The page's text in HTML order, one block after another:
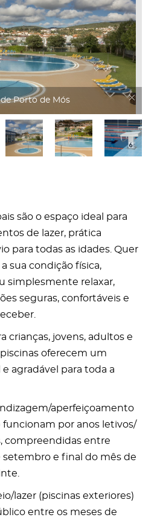
são o espaço ideal para
de lazer, prática
para todas as idades. Quer
sua condição física,
simplesmente relaxar,
seguras, confortáveis e
crianças, jovens, adultos e
oferecem um
agradável para toda a
aperfeiçoamento
funcionam por anos letivos/
compreendidas entre
setembro e final do mês de
lazer (piscinas exteriores)
entre os meses de